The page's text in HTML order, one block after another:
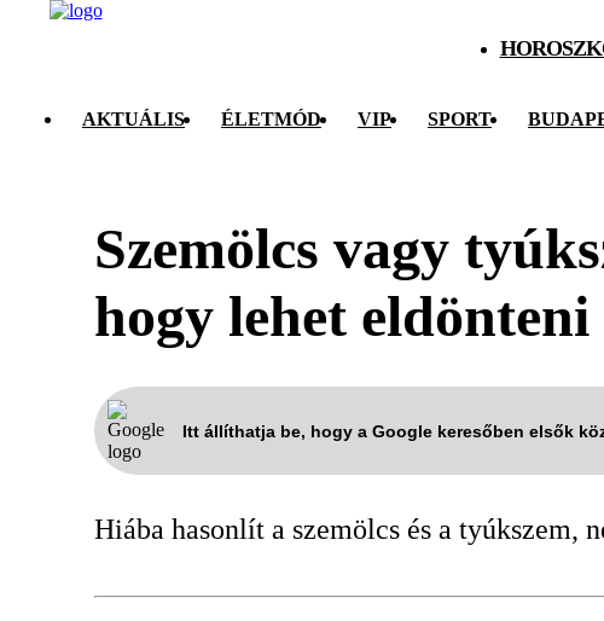
AKTUÁLIS ÉLETMÓD VIP SPORT
Szemölcs vagy
hogy lehet eldönteni
Itt állíthatja be, hogy a Google keresőben elsők
Hiába hasonlít a szemölcs és a tyúkszem,